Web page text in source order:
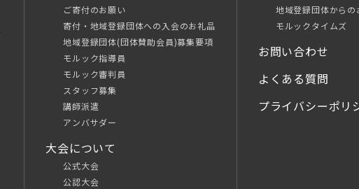
ご寄付のお願い
寄付・地域登録団体への入会のお礼品
地域登録団体(団体賛助会員)募集要項
モルック指導員
モルック審判員
スタッフ募集
講師派遣
アンバサダー
大会について
公式大会
公認大会
地域登録団体からの
モルックタイムズ
お問い合わせ
よくある質問
プライバシーポリ